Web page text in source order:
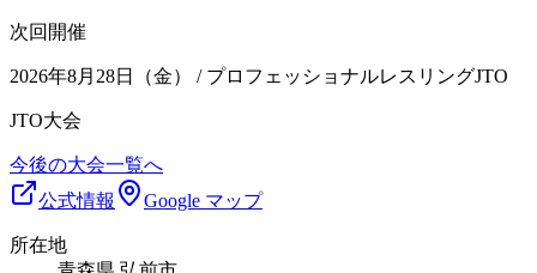
次回開催
2026年8月28日（金） / プロフェッショナルレスリングJTO
JTO大会
今後の大会一覧へ
公式情報
Google マップ
所在地